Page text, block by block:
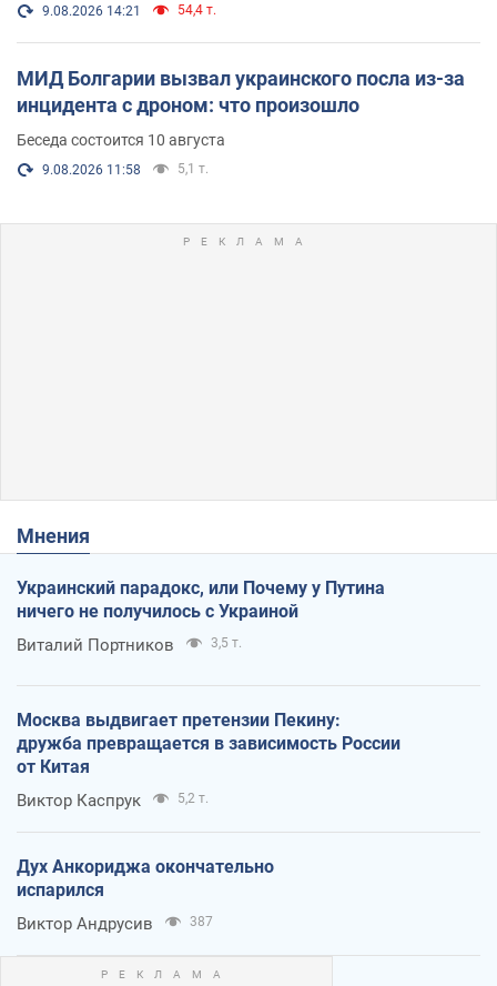
9.08.2026 14:21 54,4 т.
МИД Болгарии вызвал украинского посла из-за
инцидента с дроном: что произошло
Беседа состоится 10 августа
9.08.2026 11:58 5,1 т.
Мнения
Украинский парадокс, или Почему у Путина
ничего не получилось с Украиной
Виталий Портников 3,5 т.
Москва выдвигает претензии Пекину:
дружба превращается в зависимость России
от Китая
Виктор Каспрук 5,2 т.
Дух Анкориджа окончательно
испарился
Виктор Андрусив 387